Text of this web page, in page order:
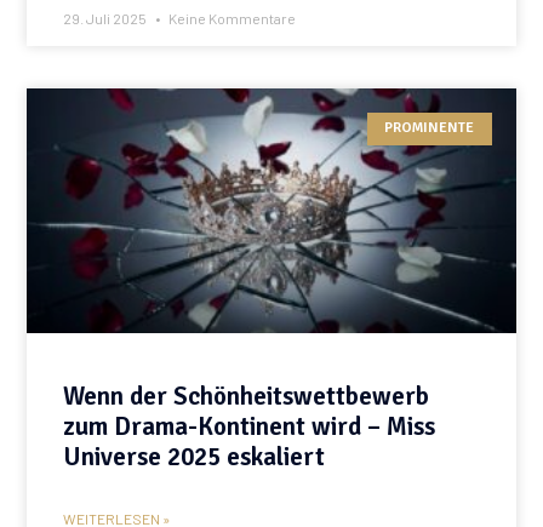
29. Juli 2025 Keine Kommentare
PROMINENTE
Wenn der Schönheitswettbewerb
zum Drama-Kontinent wird – Miss
Universe 2025 eskaliert
WEITERLESEN »